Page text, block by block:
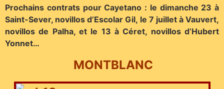
Prochains contrats pour Cayetano : le dimanche 23 à
Saint-Sever, novillos d’Escolar Gil, le 7 juillet à Vauvert,
novillos de Palha, et le 13 à Céret, novillos d’Hubert
Yonnet…
MONTBLANC